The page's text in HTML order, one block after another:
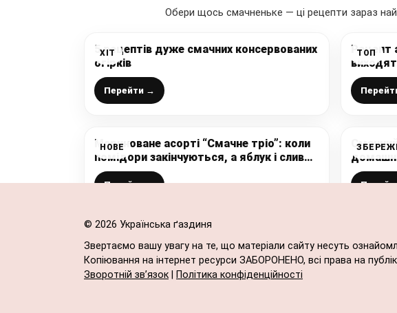
Обери щось смачненьке — ці рецепти зараз
ХІТ
5 рецептів дуже смачних консервованих
огірків
Перейти →
ТОП
Рецепт
НОВЕ
Мариноване асорті “Смачне тріо”: коли
помідори закінчуються, а яблук і слив
ще багато, закриваю цю смакоту
Перейти →
рецепт
всього
© 2026 Українська ґаздиня
Звертаємо вашу увагу на те, що матеріали сайту несуть
Копіювання на інтернет ресурси ЗАБОРОНЕНО, всі права на
Зворотній зв’язок
Політика конфіденційності